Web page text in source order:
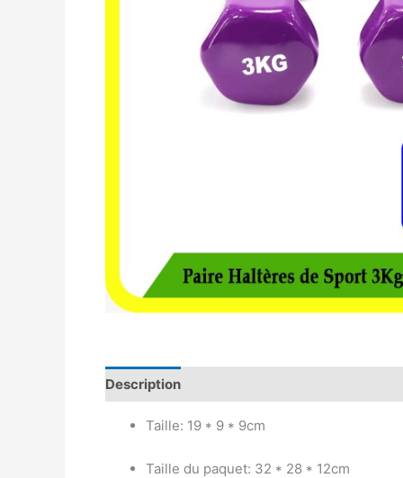
Description
Taille: 19 * 9 * 9cm
Taille du paquet: 32 * 28 * 12cm